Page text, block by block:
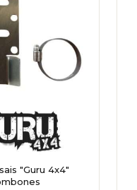
"Guru 4x4"